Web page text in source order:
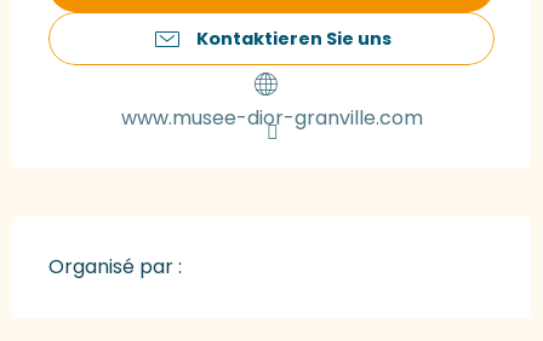
Kontaktieren Sie uns
www.musee-dior-granville.com
Organisé par :